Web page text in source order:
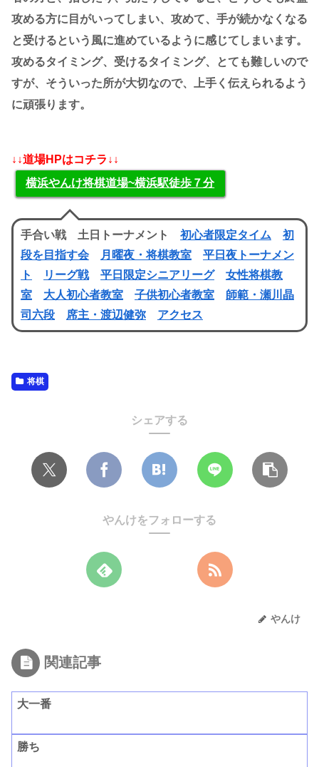
攻める方に目がいってしまい、攻めて、手が続かなくなる
と受けるという風に進めているように感じてしまいます。
攻めるタイミング、受けるタイミング、とても難しいので
すが、そういった所が大切なので、上手く伝えられるよう
に頑張ります。
↓↓道場HPはコチラ↓↓
横浜やんけ将棋道場~横浜駅徒歩７分
手合い戦 土日トーナメント 初心者限定タイム
初
段を目指す会
月曜夜・将棋教室
平日夜トーナメン
ト
リーグ戦 平日限定シニアリーグ
女性将棋教
室
大人初心者教室 子供初心者教室
師範・瀬川晶
司六段
席主・渡辺健弥 アクセス
将棋
シェアする
やんけをフォローする
やんけ
関連記事
大一番
勝ち